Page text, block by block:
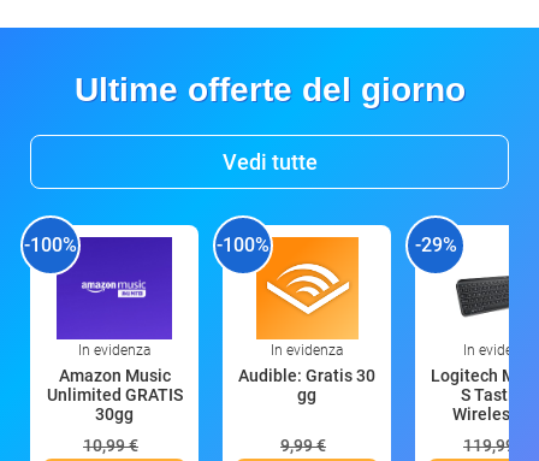
Ultime offerte del giorno
Vedi tutte
-100%
In evidenza
Amazon Music
Unlimited GRATIS
30gg
10,99 €
-100%
In evidenza
Audible: Gratis 30
gg
9,99 €
-29%
In evidenza
Logitech MX
S Tastiera
Wireless
119,99 €